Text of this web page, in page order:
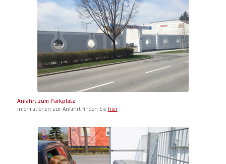
Anfahrt zum Parkplatz
Informationen zur Anfahrt finden Sie hier